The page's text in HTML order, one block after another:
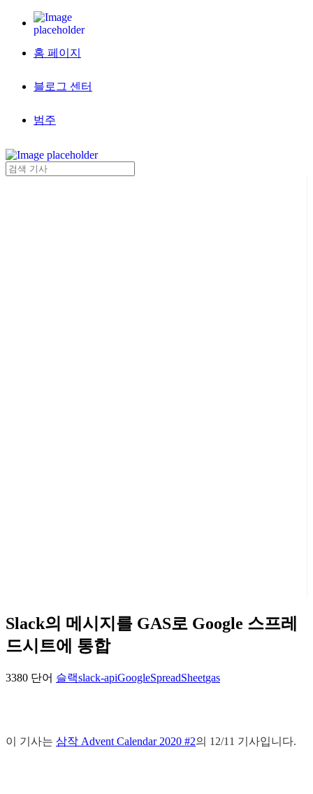
홈 페이지
블로그 센터
범주
Slack의 메시지를 GAS로 Google 스프레
드시트에 통합
3380 단어 슬랙slack-apiGoogleSpreadSheetgas
이 기사는 삼작 Advent Calendar 2020 #2의 12/11 기사입니다.